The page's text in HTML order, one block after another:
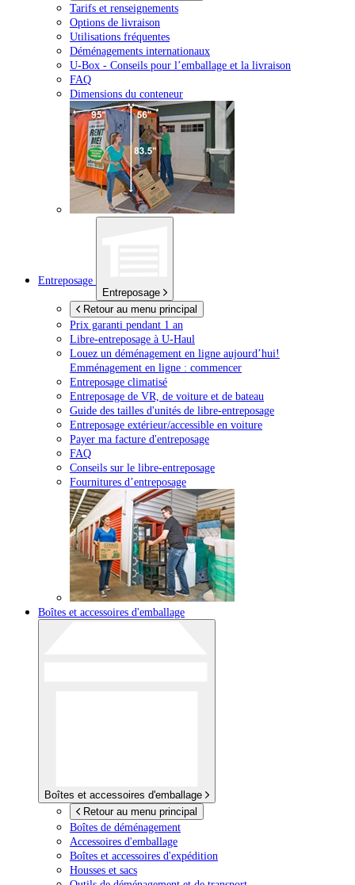
Tarifs et renseignements
Options de livraison
Utilisations fréquentes
Déménagements internationaux
U-Box - Conseils pour l’emballage et la livraison
FAQ
Dimensions du conteneur
Entreposage
Entreposage
Retour au menu principal
Prix garanti pendant 1 an
Libre-entreposage à U-Haul
Louez un déménagement en ligne aujourd’hui!
Emménagement en ligne : commencer
Entreposage climatisé
Entreposage de VR, de voiture et de bateau
Guide des tailles d'unités de libre-entreposage
Entreposage extérieur/accessible en voiture
Payer ma facture d'entreposage
FAQ
Conseils sur le libre-entreposage
Fournitures d’entreposage
Boîtes et accessoires d'emballage
Boîtes et accessoires d'emballage
Retour au menu principal
Boîtes de déménagement
Accessoires d'emballage
Boîtes et accessoires d'expédition
Housses et sacs